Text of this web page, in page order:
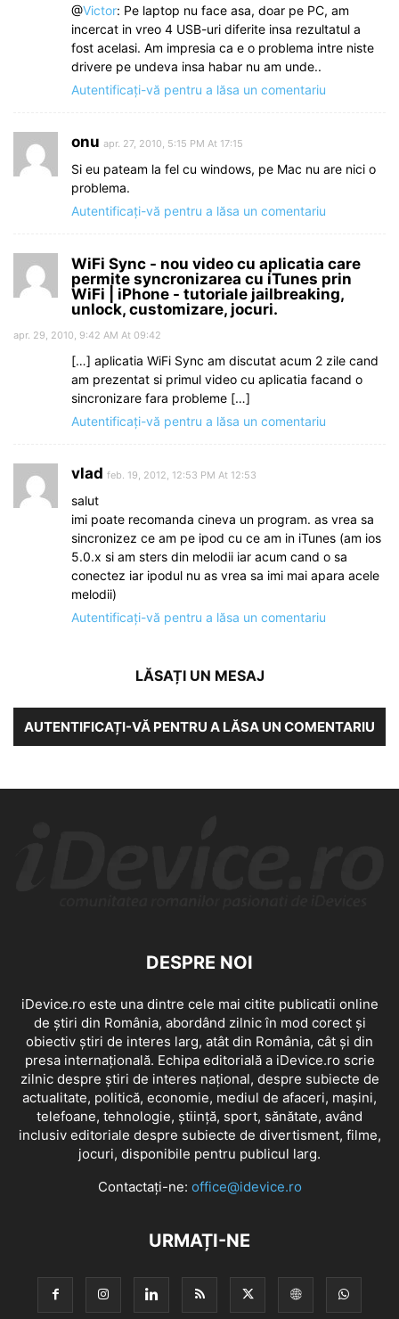
@Victor: Pe laptop nu face asa, doar pe PC, am
incercat in vreo 4 USB-uri diferite insa rezultatul a
fost acelasi. Am impresia ca e o problema intre niste
drivere pe undeva insa habar nu am unde..
Autentificați-vă pentru a lăsa un comentariu
onu apr. 27, 2010, 5:15 PM At 17:15
Si eu pateam la fel cu windows, pe Mac nu are nici o
problema.
Autentificați-vă pentru a lăsa un comentariu
WiFi Sync - nou video cu aplicatia care
permite syncronizarea cu iTunes prin
WiFi | iPhone - tutoriale jailbreaking,
unlock, customizare, jocuri.
apr. 29, 2010, 9:42 AM At 09:42
[…] aplicatia WiFi Sync am discutat acum 2 zile cand
am prezentat si primul video cu aplicatia facand o
sincronizare fara probleme […]
Autentificați-vă pentru a lăsa un comentariu
vlad feb. 19, 2012, 12:53 PM At 12:53
salut
imi poate recomanda cineva un program. as vrea sa
sincronizez ce am pe ipod cu ce am in iTunes (am ios
5.0.x si am sters din melodii iar acum cand o sa
conectez iar ipodul nu as vrea sa imi mai apara acele
melodii)
Autentificați-vă pentru a lăsa un comentariu
LĂSAȚI UN MESAJ
AUTENTIFICAȚI-VĂ PENTRU A LĂSA UN COMENTARIU
DESPRE NOI
iDevice.ro este una dintre cele mai citite publicatii online
de știri din România, abordând zilnic în mod corect și
obiectiv știri de interes larg, atât din România, cât și din
presa internațională. Echipa editorială a iDevice.ro scrie
zilnic despre știri de interes național, despre subiecte de
actualitate, politică, economie, mediul de afaceri, mașini,
telefoane, tehnologie, știință, sport, sănătate, având
inclusiv editoriale despre subiecte de divertisment, filme,
jocuri, disponibile pentru publicul larg.
Contactați-ne: office@idevice.ro
URMAȚI-NE